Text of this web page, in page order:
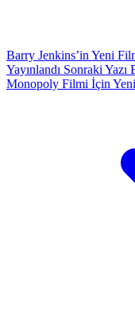
Barry Jenkins’in Yeni
Yayınlandı Sonraki Yazı
Monopoly Filmi İçin